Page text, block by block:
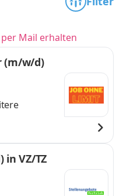
Mail erhalten
(m/w/d)
VZ/TZ